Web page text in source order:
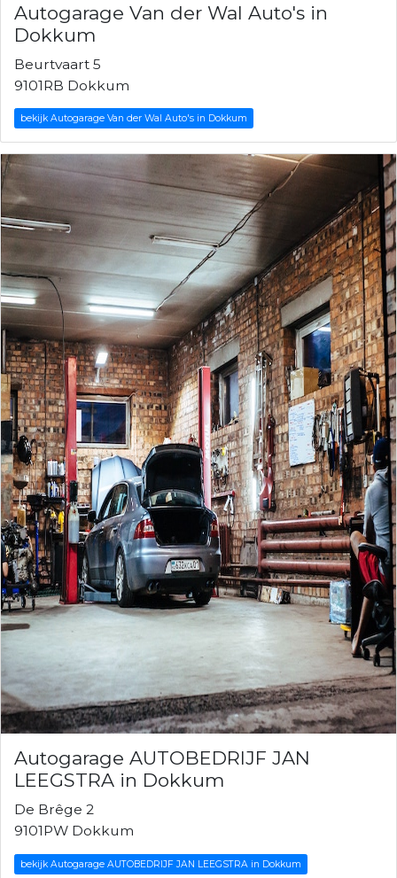
Autogarage Van der Wal Auto's in
Dokkum
Beurtvaart 5
9101RB Dokkum
bekijk Autogarage Van der Wal Auto's in Dokkum
Autogarage AUTOBEDRIJF JAN
LEEGSTRA in Dokkum
De Brêge 2
9101PW Dokkum
bekijk Autogarage AUTOBEDRIJF JAN LEEGSTRA in Dokkum